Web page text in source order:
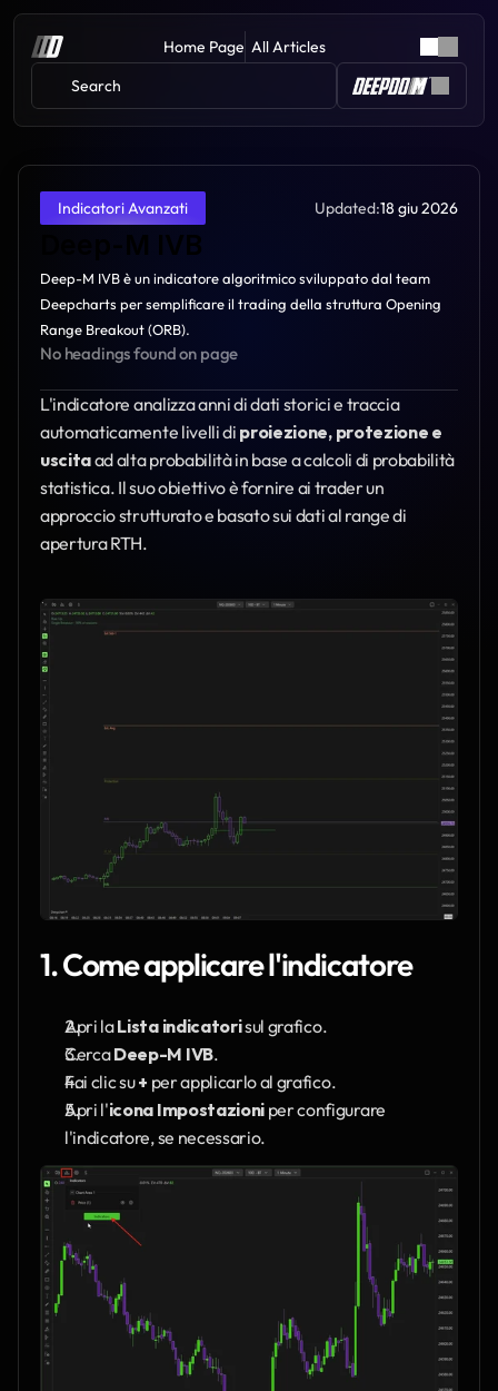
Home Page All Articles
Search
Indicatori Avanzati Updated:18 giu 2026
Deep-M IVB
Deep-M IVB è un indicatore algoritmico sviluppato dal team
Deepcharts per semplificare il trading della struttura Opening
Range Breakout (ORB).
No headings found on page
L'indicatore analizza anni di dati storici e traccia
automaticamente livelli di proiezione, protezione e
uscita ad alta probabilità in base a calcoli di probabilità
statistica. Il suo obiettivo è fornire ai trader un
approccio strutturato e basato sui dati al range di
apertura RTH.
1. Come applicare l'indicatore
Apri la Lista indicatori sul grafico.
Cerca Deep-M IVB.
Fai clic su + per applicarlo al grafico.
Apri l'icona Impostazioni per configurare
l'indicatore, se necessario.